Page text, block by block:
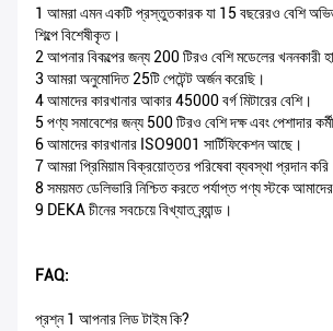
1 আমরা এমন একটি প্রস্তুতকারক যা 15 বছরেরও বেশি
শিল্পে বিশেষীকৃত।
2 আপনার বিকল্পের জন্য 200 টিরও বেশি মডেলের খননকারী
3 আমরা অনুমোদিত 25টি পেটেন্ট অর্জন করেছি।
4 আমাদের কারখানার আকার 45000 বর্গ মিটারের বেশি।
5 পণ্য সমাবেশের জন্য 500 টিরও বেশি দক্ষ এবং পেশাদার
6 আমাদের কারখানার ISO9001 সার্টিফিকেশন আছে।
7 আমরা প্রিমিয়াম বিক্রয়োত্তর পরিষেবা ব্যবস্থা প্রদান
8 সময়মত ডেলিভারি নিশ্চিত করতে পর্যাপ্ত পণ্য স্টকে
9 DEKA চীনের সবচেয়ে বিখ্যাত ব্র্যান্ড।
FAQ:
প্রশ্ন 1 আপনার লিড টাইম কি?